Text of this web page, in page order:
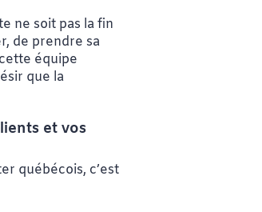
ne soit pas la fin
de prendre sa
équipe
que la
et vos
québécois, c’est